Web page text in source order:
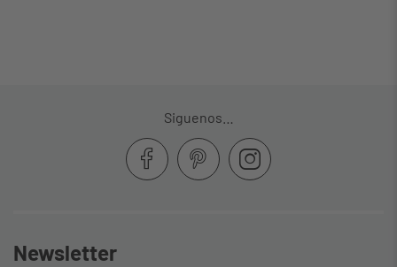
Siguenos…
Newsletter